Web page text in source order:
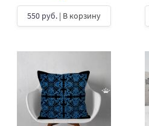
550 руб. | В корзину